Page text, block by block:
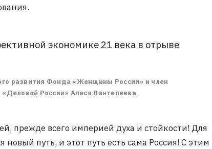
экономике 21 века в отрыве
развития Фонда «Женщины России» и член
России» Алеся Пантелеева.
прежде всего империей духа и стойкости! Для
новый путь, и этот путь есть сама Россия! С этим